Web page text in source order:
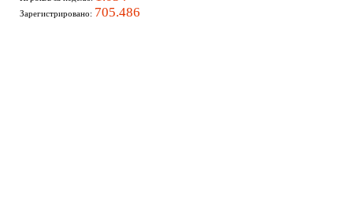
Зарегистрировано: 705.486